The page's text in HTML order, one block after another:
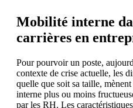
Mobilité interne
carrières en
Pour pourvoir un poste,
contexte de crise actuelle, les
quelle que soit sa taille,
interne plus ou moins
par les RH. Les